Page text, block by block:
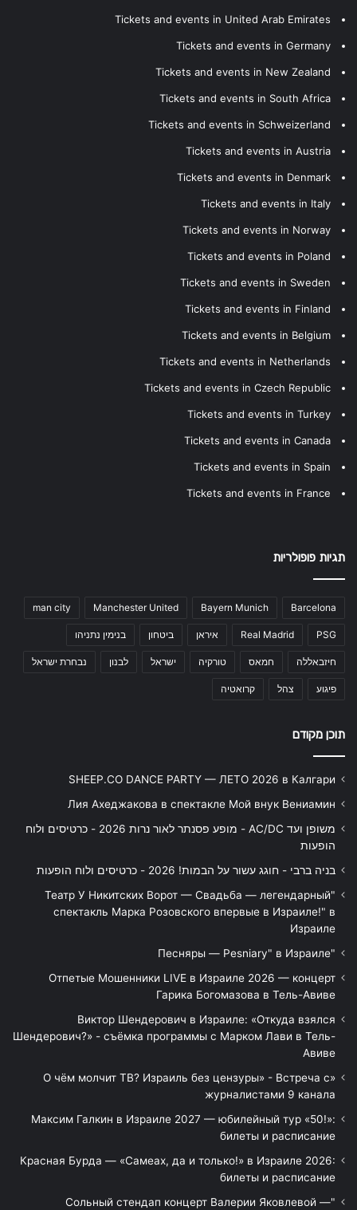
Tickets and events in United Arab Emirates
Tickets and events in Germany
Tickets and events in New Zealand
Tickets and events in South Africa
Tickets and events in Schweizerland
Tickets and events in Austria
Tickets and events in Denmark
Tickets and events in Italy
Tickets and events in Norway
Tickets and events in Poland
Tickets and events in Sweden
Tickets and events in Finland
Tickets and events in Belgium
Tickets and events in Netherlands
Tickets and events in Czech Republic
Tickets and events in Turkey
Tickets and events in Canada
Tickets and events in Spain
Tickets and events in France
תגיות פופולריות
Barcelona
Bayern Munich
Manchester United
man city
PSG
Real Madrid איראן ביטחון בנימין נתניהו
חיזבאללה חמאס טורקיה ישראל לבנון נבחרת ישראל
פיגוע צהל קרואטיה
תוכן מקודם
SHEEP.CO DANCE PARTY — ЛЕТО 2026 в Калгари
Лия Ахеджакова в спектакле Мой внук Вениамин
משופן ועד AC/DC - מופע פסנתר לאור נרות 2026 - כרטיסים ולוח
הופעות
בניה ברבי - חוגג עשור על הבמות! 2026 - כרטיסים ולוח הופעות
"Театр У Никитских Ворот — Свадьба — легендарный
спектакль Марка Розовского впервые в Израиле!" в
Израиле
"Песняры — Pesniary" в Израиле
Отпетые Мошенники LIVE в Израиле 2026 — концерт
Гарика Богомазова в Тель-Авиве
Виктор Шендерович в Израиле: «Откуда взялся
Шендерович?» - съёмка программы с Марком Лави в Тель-
Авиве
«О чём молчит ТВ? Израиль без цензуры» - Встреча с
журналистами 9 канала
Максим Галкин в Израиле 2027 — юбилейный тур «50!»:
билеты и расписание
Красная Бурда — «Самеах, да и только!» в Израиле 2026:
билеты и расписание
"Сольный стендап концерт Валерии Яковлевой —